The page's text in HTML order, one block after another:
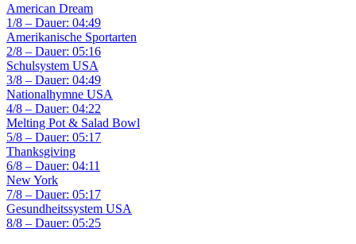
American Dream
1/8 – Dauer: 04:49
Amerikanische Sportarten
2/8 – Dauer: 05:16
Schulsystem USA
3/8 – Dauer: 04:49
Nationalhymne USA
4/8 – Dauer: 04:22
Melting Pot & Salad Bowl
5/8 – Dauer: 05:17
Thanksgiving
6/8 – Dauer: 04:11
New York
7/8 – Dauer: 05:17
Gesundheitssystem USA
8/8 – Dauer: 05:25